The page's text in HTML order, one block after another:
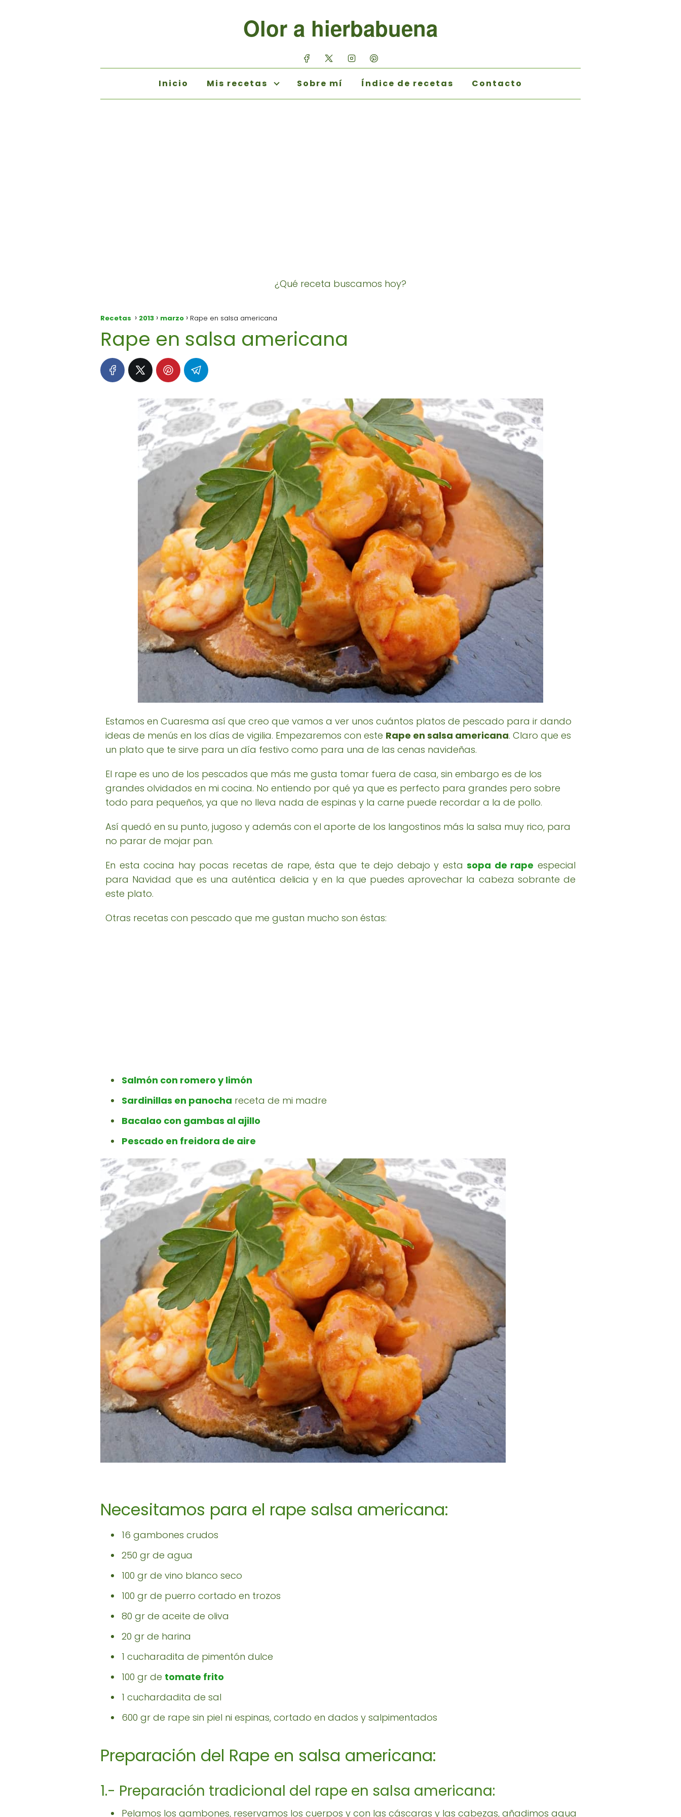
Olor a hierbabuena
Inicio Mis recetas Sobre mí Índice de recetas Contacto
¿Qué receta buscamos hoy?
Recetas 2013 marzo Rape en salsa americana
Rape en salsa americana
Estamos en Cuaresma así que creo que vamos a ver unos cuántos platos de pescado para ir dando
ideas de menús en los días de vigilia. Empezaremos con este Rape en salsa americana. Claro que es
un plato que te sirve para un día festivo como para una de las cenas navideñas.
El rape es uno de los pescados que más me gusta tomar fuera de casa, sin embargo es de los
grandes olvidados en mi cocina. No entiendo por qué ya que es perfecto para grandes pero sobre
todo para pequeños, ya que no lleva nada de espinas y la carne puede recordar a la de pollo.
Así quedó en su punto, jugoso y además con el aporte de los langostinos más la salsa muy rico, para
no parar de mojar pan.
En esta cocina hay pocas recetas de rape, ésta que te dejo debajo y estasopa de rape especial
para Navidad que es una auténtica delicia y en la que puedes aprovechar la cabeza sobrante de
este plato.
Otras recetas con pescado que me gustan mucho son éstas:
Salmón con romero y limón
Sardinillas en panocha receta de mi madre
Bacalao con gambas al ajillo
Pescado en freidora de aire
Necesitamos para el rape salsa americana:
16 gambones crudos
250 gr de agua
100 gr de vino blanco seco
100 gr de puerro cortado en trozos
80 gr de aceite de oliva
20 gr de harina
1 cucharadita de pimentón dulce
100 gr de tomate frito
1 cuchardadita de sal
600 gr de rape sin piel ni espinas, cortado en dados y salpimentados
Preparación del Rape en salsa americana:
1.- Preparación tradicional del rape en salsa americana:
Pelamos los gambones, reservamos los cuerpos y con las cáscaras y las cabezas, añadimos agua